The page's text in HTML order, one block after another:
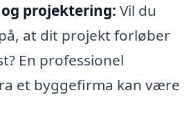
projektering: Vil du
at dit projekt forløber
En professionel
et byggefirma kan være